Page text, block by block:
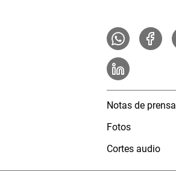
Notas de prensa
Fotos
Cortes audio